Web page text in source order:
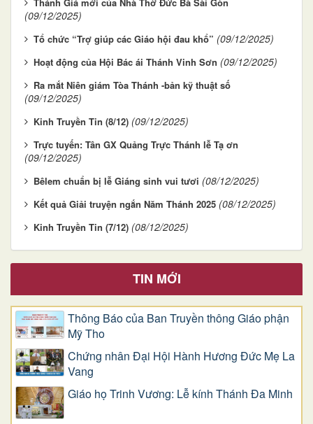
(09/12/2025)
Tổ chức “Trợ giúp các Giáo hội đau khổ” (09/12/2025)
Hoạt động của Hội Bác ái Thánh Vinh Sơn (09/12/2025)
Ra mắt Niên giám Tòa Thánh -bản kỹ thuật số
(09/12/2025)
Kinh Truyền Tin (8/12) (09/12/2025)
Trực tuyến: Tân GX Quảng Trực Thánh lễ Tạ ơn
(09/12/2025)
Bêlem chuẩn bị lễ Giáng sinh vui tươi (08/12/2025)
Kết quả Giải truyện ngắn Năm Thánh 2025 (08/12/2025)
Kinh Truyền Tin (7/12) (08/12/2025)
TIN MỚI
Thông Báo của Ban Truyền thông Giáo phận
Mỹ Tho
Chứng nhân Đại Hội Hành Hương Đức Mẹ La
Vang
Giáo họ Trinh Vương: Lễ kính Thánh Đa Minh